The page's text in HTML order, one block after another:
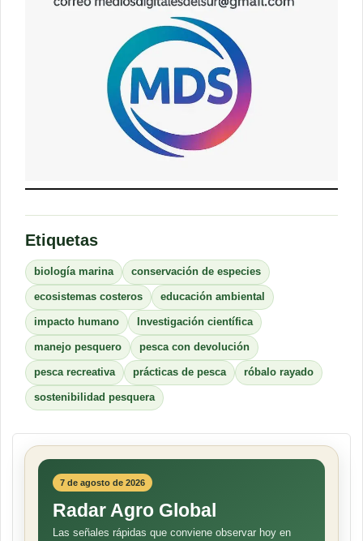
Etiquetas
biología marina conservación de especies
ecosistemas costeros educación ambiental
impacto humano Investigación científica
manejo pesquero pesca con devolución
pesca recreativa prácticas de pesca róbalo rayado
sostenibilidad pesquera
7 de agosto de 2026
Radar Agro Global
Las señales rápidas que conviene observar hoy en